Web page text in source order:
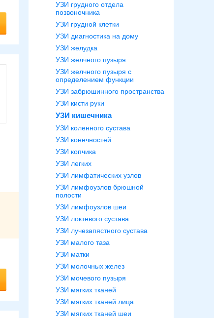
УЗИ грудного отдела
позвоночника
УЗИ грудной клетки
УЗИ диагностика на дому
УЗИ желудка
УЗИ желчного пузыря
УЗИ желчного пузыря с
определением функции
УЗИ забрюшинного пространства
УЗИ кисти руки
УЗИ кишечника
УЗИ коленного сустава
УЗИ конечностей
УЗИ копчика
УЗИ легких
УЗИ лимфатических узлов
УЗИ лимфоузлов брюшной
полости
УЗИ лимфоузлов шеи
УЗИ локтевого сустава
УЗИ лучезапястного сустава
УЗИ малого таза
УЗИ матки
УЗИ молочных желез
УЗИ мочевого пузыря
УЗИ мягких тканей
УЗИ мягких тканей лица
УЗИ мягких тканей шеи